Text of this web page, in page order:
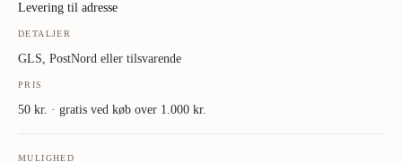
Levering til adresse
DETALJER
GLS, PostNord eller tilsvarende
PRIS
50 kr. · gratis ved køb over 1.000 kr.
MULIGHED